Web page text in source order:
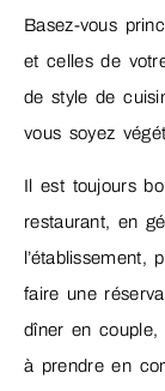
Basez-vous
et celles de
de style de
vous soyez
Il est toujours
restaurant, en
l’établissement,
faire une
dîner en couple,
à prendre en